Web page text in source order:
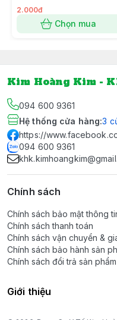
2.000đ
Chọn mua
Kim Hoàng Kim -
094 600 9361
Hệ thống cửa hàng:3
https://
094 600 9361
Chính sách
Chính sách bảo mật thông
Chính sách thanh toán
Chính sách vận chuyển &
Chính sách bảo hành sản
Chính sách đổi trả sản phẩm
Giới thiệu